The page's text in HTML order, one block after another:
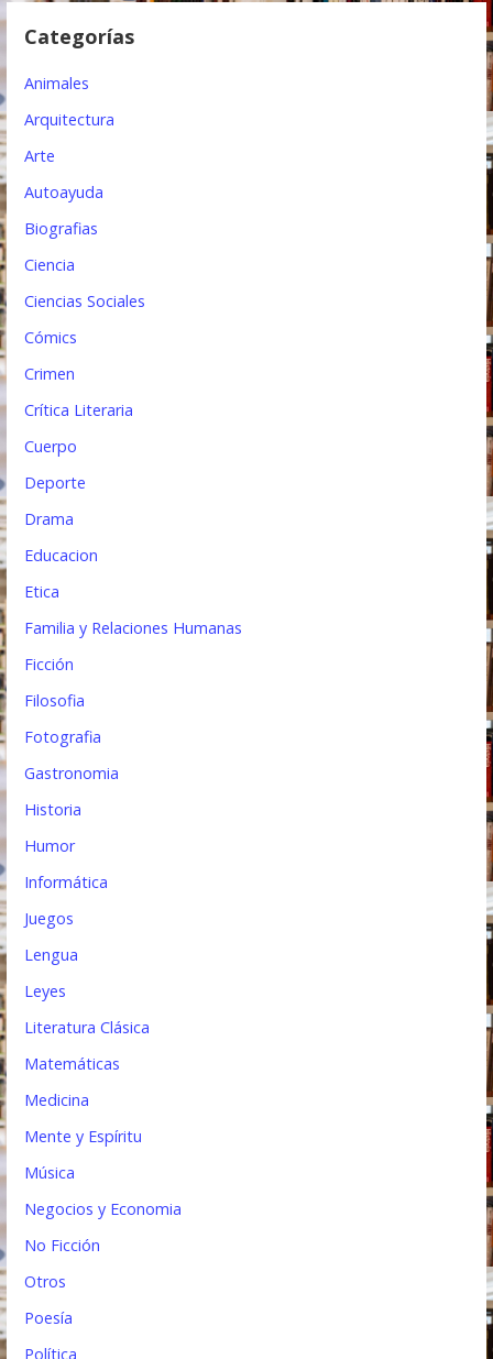
n
d
a
Categorías
Animales
Arquitectura
Arte
Autoayuda
Biografias
Ciencia
Ciencias Sociales
Cómics
Crimen
Crítica Literaria
Cuerpo
Deporte
Drama
Educacion
Etica
Familia y Relaciones Humanas
Ficción
Filosofia
Fotografia
Gastronomia
Historia
Humor
Informática
Juegos
Lengua
Leyes
Literatura Clásica
Matemáticas
Medicina
Mente y Espíritu
Música
Negocios y Economia
No Ficción
Otros
Poesía
Política